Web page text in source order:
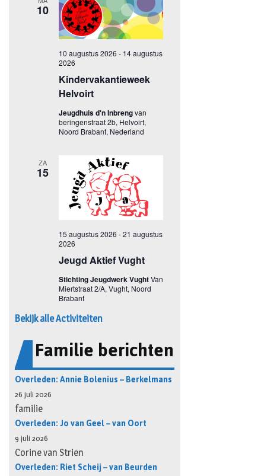
Bekijk alle Activiteiten
Familie berichten
Overleden: Annie Bolenius – Berkelmans
26 juli 2026
familie
Overleden: Jo van Geel – van Oort
9 juli 2026
Corine van Strien
Overleden: Riet Scheij – van Beurden